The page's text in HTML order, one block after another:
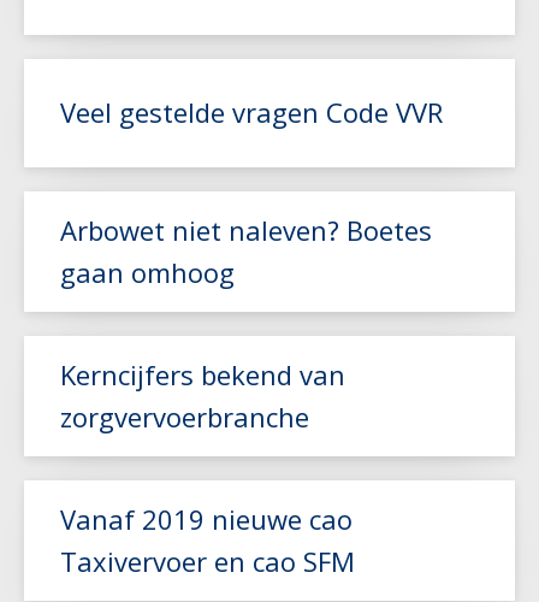
Lees meer
Lees meer
Veel gestelde vragen Code VVR
Lees meer
Arbowet niet naleven? Boetes
gaan omhoog
Kerncijfers bekend van
zorgvervoerbranche
Vanaf 2019 nieuwe cao
Taxivervoer en cao SFM